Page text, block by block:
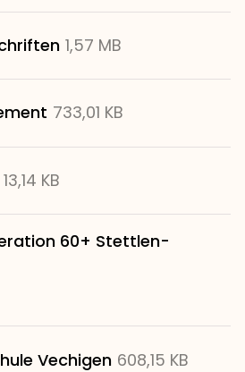
1,57 MB
733,01 KB
13,14 KB
60+ Stettlen-
Vechigen 608,15 KB